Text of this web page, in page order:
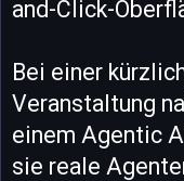
and-Click-
Bei einer
Veranstaltung
einem Agentic
sie reale